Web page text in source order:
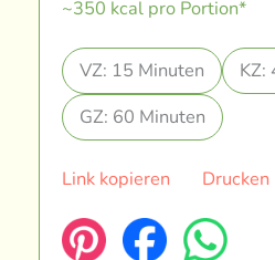
~350 kcal pro Portion*
VZ: 15 Minuten
KZ:
GZ: 60 Minuten
Link kopieren Drucken